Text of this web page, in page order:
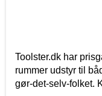
Toolster.dk har
rummer udstyr til
gør-det-selv-folket.